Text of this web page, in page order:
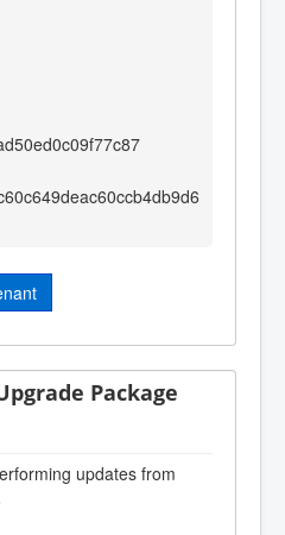
Package
updates from